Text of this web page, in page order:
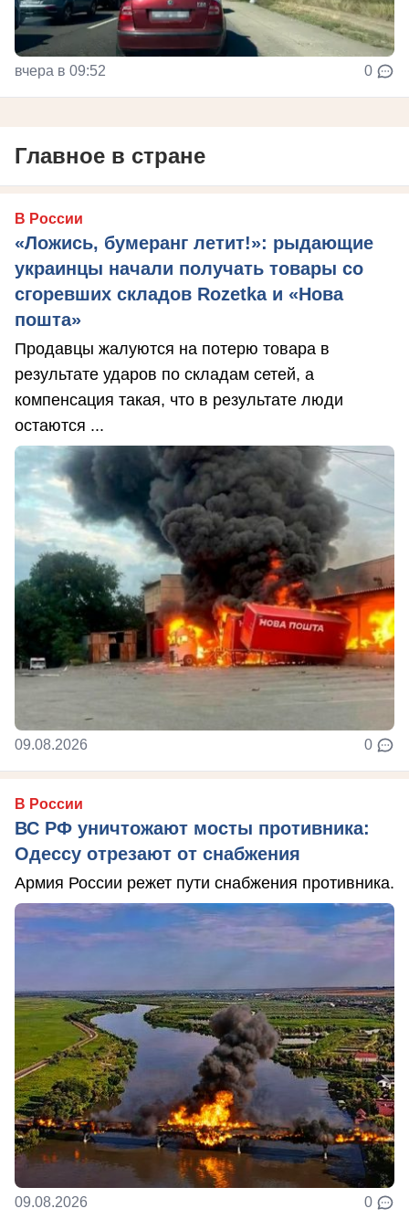
вчера в 09:52 0
Главное в стране
В России
«Ложись, бумеранг летит!»: рыдающие
украинцы начали получать товары со
сгоревших складов Rozetka и «Нова
пошта»
Продавцы жалуются на потерю товара в
результате ударов по складам сетей, а
компенсация такая, что в результате люди
остаются ...
09.08.2026 0
В России
ВС РФ уничтожают мосты противника:
Одессу отрезают от снабжения
Армия России режет пути снабжения противника.
09.08.2026 0